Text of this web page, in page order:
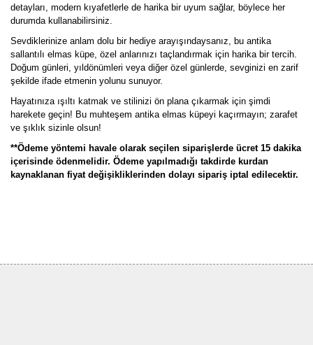
detayları, modern kıyafetlerle de harika bir uyum sağlar, böylece her
durumda kullanabilirsiniz.
Sevdiklerinize anlam dolu bir hediye arayışındaysanız, bu antika
sallantılı elmas küpe, özel anlarınızı taçlandırmak için harika bir tercih.
Doğum günleri, yıldönümleri veya diğer özel günlerde, sevginizi en zarif
şekilde ifade etmenin yolunu sunuyor.
Hayatınıza ışıltı katmak ve stilinizi ön plana çıkarmak için şimdi
harekete geçin! Bu muhteşem antika elmas küpeyi kaçırmayın; zarafet
ve şıklık sizinle olsun!
**Ödeme yöntemi havale olarak seçilen siparişlerde ücret 15 dakika
içerisinde ödenmelidir. Ödeme yapılmadığı takdirde kurdan
kaynaklanan fiyat değişikliklerinden dolayı sipariş iptal edilecektir.